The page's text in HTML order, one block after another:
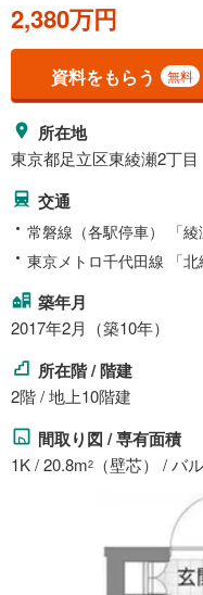
2,380万円
資料をもらう 無料
所在地
東京都足立区東綾瀬2丁目
交通
常磐線（各駅停車） 「
東京メトロ千代田線 「
築年月
2017年2月（築10年）
所在階 / 階建
2階 / 地上10階建
間取り図 / 専有面積
1K / 20.8m2 （壁芯） / バ